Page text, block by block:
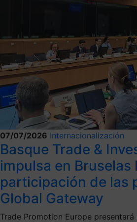
07/07/2026 Internacionalización
Basque Trade &
impulsa en Bruselas
participación de las
Global Gateway
Trade Promotion Europe